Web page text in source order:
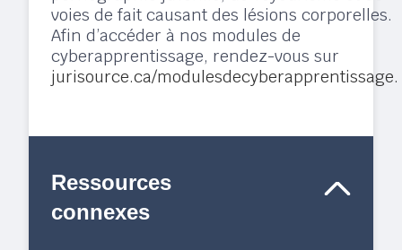
voies de fait causant des lésions corporelles.
Afin d’accéder à nos modules de
cyberapprentissage, rendez-vous sur
jurisource.ca/modulesdecyberapprentissage.
Ressources
connexes